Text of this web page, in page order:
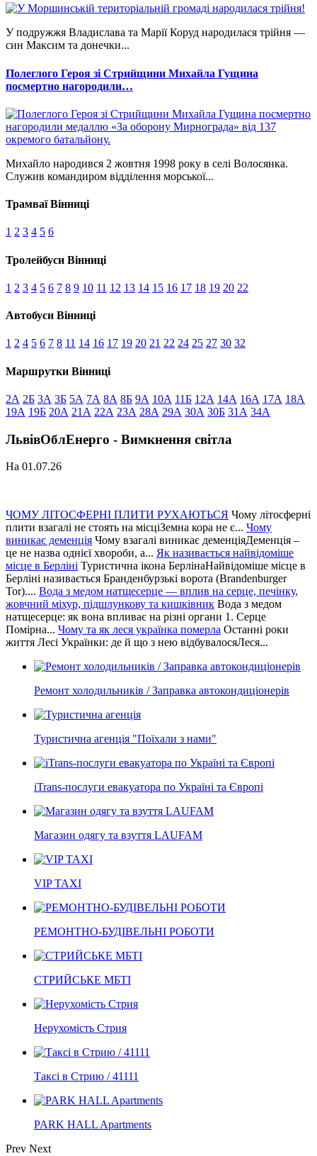
У подружжя Владислава та Марії Коруд народилася трійня —
син Максим та донечки...
Полеглого Героя зі Стрийщини Михайла Гущина
посмертно нагородили…
Михайло народився 2 жовтня 1998 року в селі Волосянка.
Служив командиром відділення морської...
Трамваї Вінниці
1 2 3 4 5 6
Тролейбуси Вінниці
1 2 3 4 5 6 7 8 9 10 11 12 13 14 15 16 17 18 19 20 22
Автобуси Вінниці
1 2 4 5 6 7 8 11 14 16 17 19 20 21 22 24 25 27 30 32
Маршрутки Вінниці
2А 2Б 3А 3Б 5А 7А 8А 8Б 9А 10А 11Б 12А 14А 16А 17А 18А
19А 19Б 20А 21А 22А 23А 28А 29А 30А 30Б 31А 34А
ЛьвівОблЕнерго - Вимкнення світла
На 01.07.26
ЧОМУ ЛІТОСФЕРНІ ПЛИТИ РУХАЮТЬСЯ Чому літосферні
плити взагалі не стоять на місціЗемна кора не є... Чому
виникає деменція Чому взагалі виникає деменціяДеменція –
це не назва однієї хвороби, а... Як називається найвідоміше
місце в Берліні Туристична ікона БерлінаНайвідоміше місце в
Берліні називається Бранденбурзькі ворота (Brandenburger
Tor).... Вода з медом натщесерце — вплив на серце, печінку,
жовчний міхур, підшлункову та кишківник Вода з медом
натщесерце: як вона впливає на різні органи 1. Серце
Помірна... Чому та як леся українка померла Останні роки
життя Лесі Українки: де й що з нею відбувалосяЛеся...
Ремонт холодильників / Заправка автокондиціонерів
Туристична агенція "Поїхали з нами"
iTrans-послуги евакуатора по Україні та Європі
Магазин одягу та взуття LAUFAM
VIP TAXI
РЕМОНТНО-БУДІВЕЛЬНІ РОБОТИ
СТРИЙСЬКЕ МБТІ
Нерухомість Стрия
Таксі в Стрию / 41111
PARK HALL Apartments
Prev Next